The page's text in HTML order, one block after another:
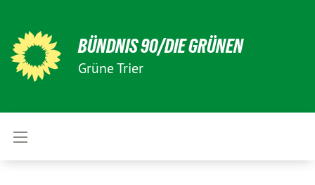
BÜNDNIS 90/DIE GRÜNEN
Grüne Trier